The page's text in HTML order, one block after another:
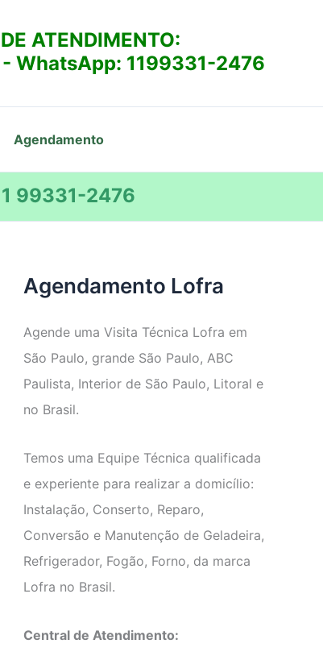
ATENDIMENTO:
- WhatsApp: 1199331-2476
Agendamento
99331-2476
Agendamento Lofra
Agende uma Visita Técnica Lofra em
São Paulo, grande São Paulo, ABC
Paulista, Interior de São Paulo, Litoral e
no Brasil.
Temos uma Equipe Técnica qualificada
e experiente para realizar a domicílio:
Instalação, Conserto, Reparo,
Conversão e Manutenção de Geladeira,
Refrigerador, Fogão, Forno, da marca
Lofra no Brasil.
Central de Atendimento: